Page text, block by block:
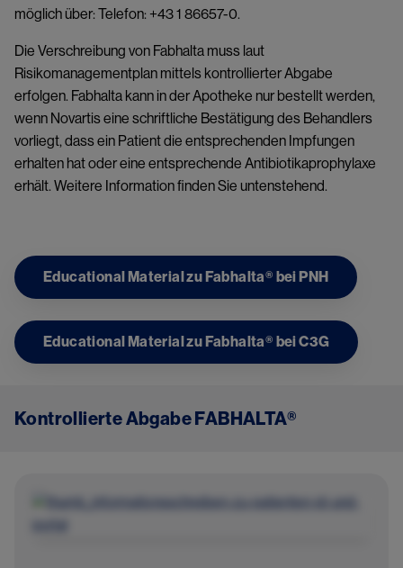
möglich über: Telefon: +43 1 86657-0.
Die Verschreibung von Fabhalta muss laut
Risikomanagementplan mittels kontrollierter Abgabe
erfolgen. Fabhalta kann in der Apotheke nur bestellt werden,
wenn Novartis eine schriftliche Bestätigung des Behandlers
vorliegt, dass ein Patient die entsprechenden Impfungen
erhalten hat oder eine entsprechende Antibiotikaprophylaxe
erhält. Weitere Information finden Sie untenstehend.
Educational Material zu Fabhalta® bei PNH
Educational Material zu Fabhalta® bei C3G
Kontrollierte Abgabe FABHALTA®